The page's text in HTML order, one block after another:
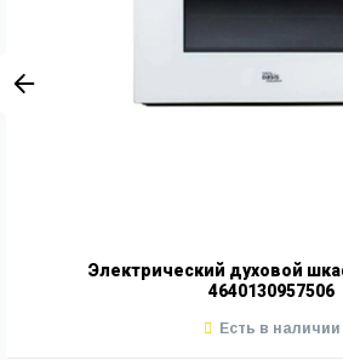
Электрический духовой
4640130957506
Есть в наличии